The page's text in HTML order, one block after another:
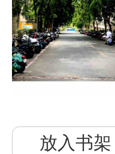
放入书架